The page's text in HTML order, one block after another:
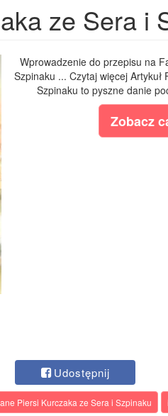
ze Sera i
Wprowadzenie do przepisu na
Szpinaku ... Czytaj więcej
Szpinaku to pyszne danie
Zobacz
Udostępnij
Piersi Kurczaka ze Sera i Szpinaku